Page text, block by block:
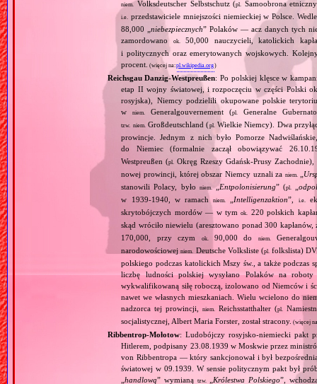
niem. Volksdeutscher Selbstschutz (pl. Samoobrona
i.e.
przedstawiciele mniejszości niemieckiej w Polsce.
88,000 „niebezpiecznych” Polaków — acz danych tych
zamordowano
ok.
50,000 nauczycieli, katolickich
i politycznych oraz emerytowanych wojskowych.
procent. (więcej na:pl.wikipedia.org)
Reichsgau Danzig‐Westpreußen: Po polskiej klęsce w
etap II wojny światowej, i rozpoczęciu w części Polski
rosyjska), Niemcy podzielili okupowane polskie
wniem. Generalgouvernement (pl. Generalne
tzw. niem. Großdeutschland (pl.
Wielkie Niemcy). Dwa
prowincje. Jednym z nich było Pomorze
do Niemiec (formalnie zaczął obowiązywać
Westpreußen (pl.
Okręg Rzeszy Gdańsk‐Prusy
nowej prowincji, której obszar Niemcy uznali za niem.
stanowili Polacy, było
niem.„Entpolonisierung” (pl.
w 1939‐1940, w ramachniem. Intelligenzaktion”, i.e.
skrytobójczych mordów — w tymok.
220 polskich
skąd wróciło niewielu (aresztowano ponad 300
170,000, przy czym
ok. 90,000 do niem.
narodowościowejniem. Deutsche Volksliste (pl.
folkslista)
polskiego podczas katolickich Mszy św., a także podczas
liczbę ludności polskiej wysyłano Polaków na
wykwalifikowaną siłę roboczą, izolowano od Niemców i
nawet we własnych mieszkaniach. Wielu wcielono do
nadzorca tej prowincji,niem. Reichsstatthalter (pl.
socjalistycznej, Albert Maria Forster, został stracony. (więcej
Ribbentrop‐Mołotow: Ludobójczy rosyjsko‐niemiecki pakt
Hitlerem, podpisany 23.08.1939 w Moskwie przez
von Ribbentropa — który sankcjonował i był
światowej w 09.1939. W sensie politycznym pakt był
„handlową” wymianą tzw. Królestwa Polskiego”,